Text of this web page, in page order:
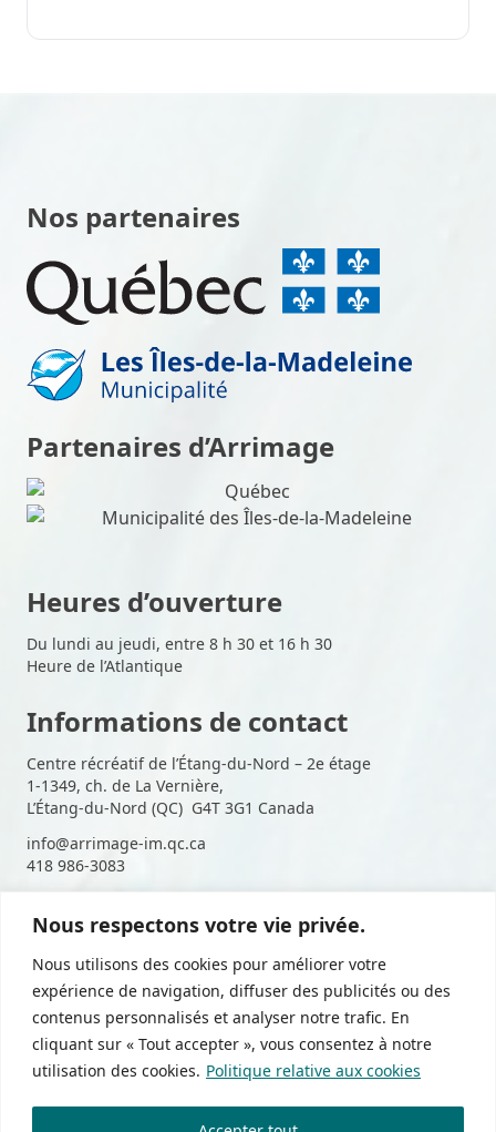
Nous respectons votre vie privée.
Nous utilisons des cookies pour améliorer votre
expérience de navigation, diffuser des publicités ou des
contenus personnalisés et analyser notre trafic. En
cliquant sur « Tout accepter », vous consentez à notre
utilisation des cookies. Politique relative aux cookies
Nos partenaires
Partenaires d’Arrimage
Heures d’ouverture
Du lundi au jeudi, entre 8 h 30 et 16 h 30
Heure de l’Atlantique
Informations de contact
Centre récréatif de l’Étang-du-Nord – 2e étage
1-1349, ch. de La Vernière,
L’Étang-du-Nord (QC) G4T 3G1 Canada
info@arrimage-im.qc.ca
418 986-3083
Suivez-nous sur les médias
sociaux
Politique de confidentialité